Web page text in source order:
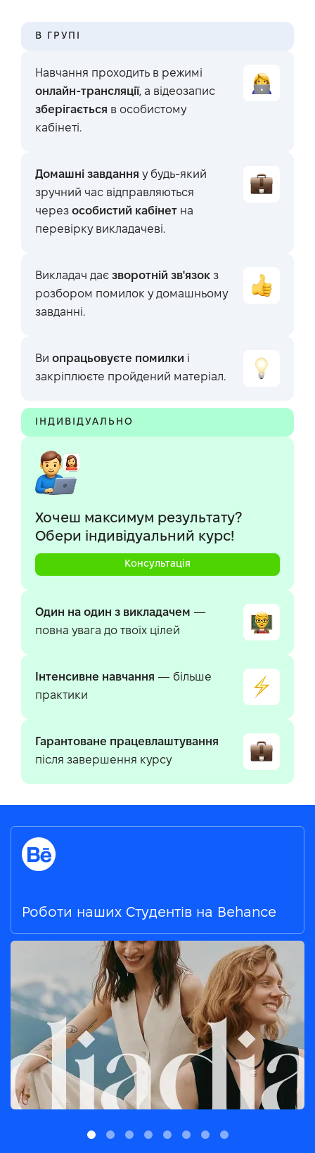
В ГРУПІ
Навчання проходить в режимі
онлайн-трансляції, а відеозапис
зберігається в особистому
кабінеті.
Домашні завдання у будь-який
зручний час відправляються
через особистий кабінет на
перевірку викладачеві.
Викладач дає зворотній зв'язок з
розбором помилок у домашньому
завданні.
Ви опрацьовуєте помилки і
закріплюєте пройдений матеріал.
ІНДИВІДУАЛЬНО
Хочеш максимум результату?
Обери індивідуальний курс!
Kонсультація
Один на один з викладачем —
повна увага до твоїх цілей
Інтенсивне навчання — більше
практики
Гарантоване працевлаштування
після завершення курсу
Роботи наших Студентів на Behance